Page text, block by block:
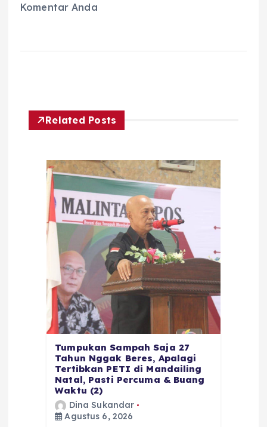
Komentar Anda
Related Posts
Tumpukan Sampah Saja 27
Tahun Nggak Beres, Apalagi
Tertibkan PETI di Mandailing
Natal, Pasti Percuma & Buang
Waktu (2)
Dina Sukandar
Agustus 6, 2026